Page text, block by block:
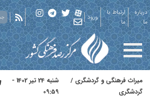
درباره
ما
ارتباط با
ما
ورود
میراث فرهنگی و گردشگری /
گردشگری
شنبه 24 تیر 1402 -
09:59